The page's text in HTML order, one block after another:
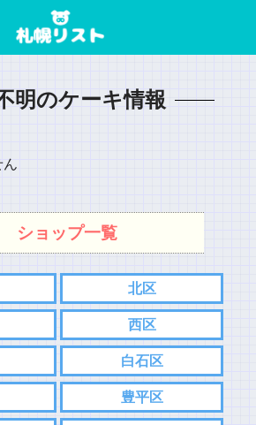
明のケーキ情報
ん
ショップ一覧
北区
西区
白石区
豊平区